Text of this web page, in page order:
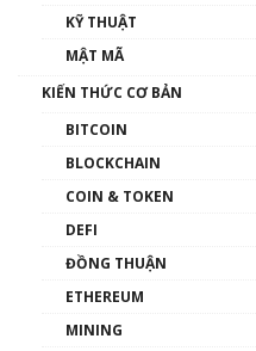
00:43:47
như thể nào?
00:39:31
Phổ cập
KỸ THUẬT
MẬT MÃ
KIẾN THỨC CƠ BẢN
BITCOIN
BLOCKCHAIN
COIN & TOKEN
DEFI
ĐỒNG THUẬN
ETHEREUM
MINING